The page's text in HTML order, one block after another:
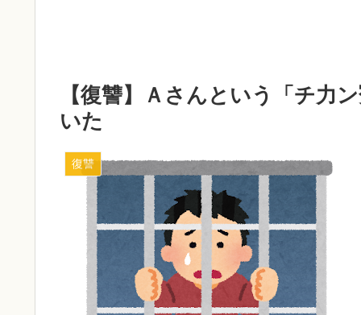
【復讐】Ａさんという「チ力
いた
復讐